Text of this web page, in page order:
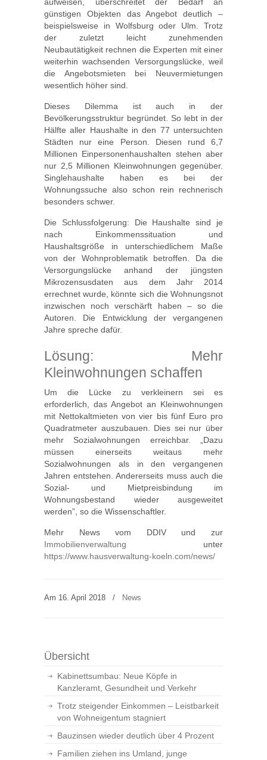
günstigen Objekten das Angebot deutlich –
beispielsweise in Wolfsburg oder Ulm. Trotz
der zuletzt leicht zunehmenden
Neubautätigkeit rechnen die Experten mit einer
weiterhin wachsenden Versorgungslücke, weil
die Angebotsmieten bei Neuvermietungen
wesentlich höher sind.
Dieses Dilemma ist auch in der
Bevölkerungsstruktur begründet. So lebt in der
Hälfte aller Haushalte in den 77 untersuchten
Städten nur eine Person. Diesen rund 6,7
Millionen Einpersonenhaushalten stehen aber
nur 2,5 Millionen Kleinwohnungen gegenüber.
Singlehaushalte haben es bei der
Wohnungssuche also schon rein rechnerisch
besonders schwer.
Die Schlussfolgerung: Die Haushalte sind je
nach Einkommenssituation und
Haushaltsgröße in unterschiedlichem Maße
von der Wohnproblematik betroffen. Da die
Versorgungslücke anhand der jüngsten
Mikrozensusdaten aus dem Jahr 2014
errechnet wurde, könnte sich die Wohnungsnot
inzwischen noch verschärft haben – so die
Autoren. Die Entwicklung der vergangenen
Jahre spreche dafür.
Lösung: Mehr
Kleinwohnungen schaffen
Um die Lücke zu verkleinern sei es
erforderlich, das Angebot an Kleinwohnungen
mit Nettokaltmieten von vier bis fünf Euro pro
Quadratmeter auszubauen. Dies sei nur über
mehr Sozialwohnungen erreichbar. „Dazu
müssen einerseits weitaus mehr
Sozialwohnungen als in den vergangenen
Jahren entstehen. Andererseits muss auch die
Sozial- und Mietpreisbindung im
Wohnungsbestand wieder ausgeweitet
werden”, so die Wissenschaftler.
Mehr News vom DDIV und zur
Immobilienverwaltung unter
https://www.hausverwaltung-koeln.com/news/
Am 16. April 2018 / News
Übersicht
Kabinettsumbau: Neue Köpfe in
Kanzleramt, Gesundheit und Verkehr
Trotz steigender Einkommen – Leistbarkeit
von Wohneigentum stagniert
Bauzinsen wieder deutlich über 4 Prozent
Familien ziehen ins Umland, junge